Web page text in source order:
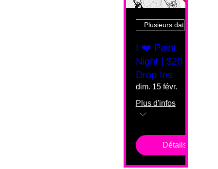
Plusieurs dates
I ❤️ Paint
Night | $20
Drop Ins
dim. 15 févr.
Plus d'infos
Détails